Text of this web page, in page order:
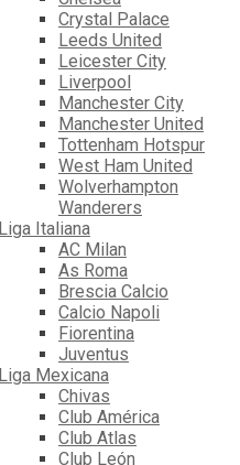
Crystal Palace
Leeds United
Leicester City
Liverpool
Manchester City
Manchester United
Tottenham Hotspur
West Ham United
Wolverhampton
Wanderers
Liga Italiana
AC Milan
As Roma
Brescia Calcio
Calcio Napoli
Fiorentina
Juventus
Liga Mexicana
Chivas
Club América
Club Atlas
Club León